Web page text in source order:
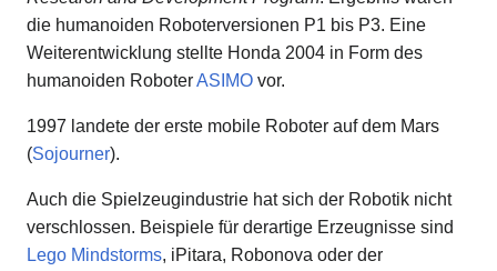
die humanoiden Roboterversionen P1 bis P3. Eine
Weiterentwicklung stellte Honda 2004 in Form des
humanoiden RoboterASIMO vor.
1997 landete der erste mobile Roboter auf dem Mars
(Sojourner).
Auch die Spielzeugindustrie hat sich der Robotik nicht
verschlossen. Beispiele für derartige Erzeugnisse sind
Lego Mindstorms, iPitara, Robonova oder der